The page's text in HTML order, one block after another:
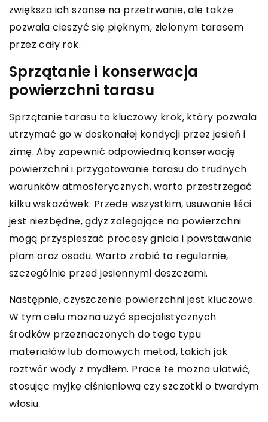
zwiększa ich szanse na przetrwanie, ale także
pozwala cieszyć się pięknym, zielonym tarasem
przez cały rok.
Sprzątanie i konserwacja
powierzchni tarasu
Sprzątanie tarasu to kluczowy krok, który pozwala
utrzymać go w doskonałej kondycji przez jesień i
zimę. Aby zapewnić odpowiednią konserwację
powierzchni i przygotowanie tarasu do trudnych
warunków atmosferycznych, warto przestrzegać
kilku wskazówek. Przede wszystkim, usuwanie liści
jest niezbędne, gdyż zalegające na powierzchni
mogą przyspieszać procesy gnicia i powstawanie
plam oraz osadu. Warto zrobić to regularnie,
szczególnie przed jesiennymi deszczami.
Następnie, czyszczenie powierzchni jest kluczowe.
W tym celu można użyć specjalistycznych
środków przeznaczonych do tego typu
materiałów lub domowych metod, takich jak
roztwór wody z mydłem. Prace te można ułatwić,
stosując myjkę ciśnieniową czy szczotki o twardym
włosiu.